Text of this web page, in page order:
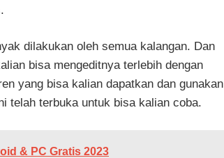
dilakukan oleh semua kalangan. Dan
bisa mengeditnya terlebih dengan
yang bisa kalian dapatkan dan gunakan
telah terbuka untuk bisa kalian coba.
& PC Gratis 2023